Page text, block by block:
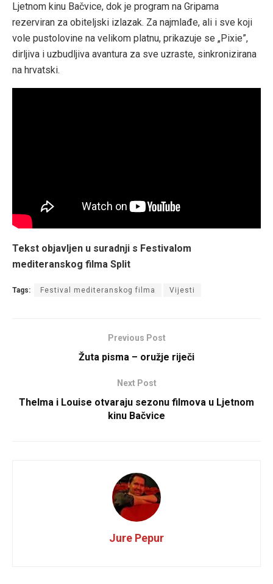
Ljetnom kinu Bačvice, dok je program na Gripama
rezerviran za obiteljski izlazak. Za najmlađe, ali i sve koji
vole pustolovine na velikom platnu, prikazuje se „Pixie”,
dirljiva i uzbudljiva avantura za sve uzraste, sinkronizirana
na hrvatski.
Tekst objavljen u suradnji s Festivalom
mediteranskog filma Split
Tags: Festival mediteranskog filma Vijesti
Previous Post
Žuta pisma – oružje riječi
Next Post
Thelma i Louise otvaraju sezonu filmova u Ljetnom
kinu Bačvice
Jure Pepur